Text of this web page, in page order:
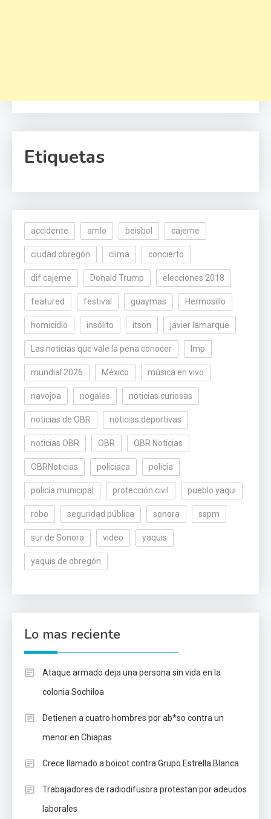
Etiquetas
accidente amlo beisbol cajeme
ciudad obregón clima concierto
dif cajeme Donald Trump elecciones 2018
featured festival guaymas Hermosillo
homicidio insólito itson javier lamarque
Las noticias que vale la pena conocer lmp
mundial 2026 México música en vivo
navojoa nogales noticias curiosas
noticias de OBR noticias deportivas
noticias OBR OBR OBR Noticias
OBRNoticias policiaca policía
policía municipal protección civil pueblo yaqui
robo seguridad pública sonora sspm
sur de Sonora video yaquis
yaquis de obregón
Lo mas reciente
Ataque armado deja una persona sin vida en la
colonia Sochiloa
Detienen a cuatro hombres por ab*so contra un
menor en Chiapas
Crece llamado a boicot contra Grupo Estrella Blanca
Trabajadores de radiodifusora protestan por adeudos
laborales